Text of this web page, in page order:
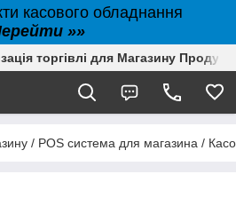
касового обладнання
»»
торгівлі для Магазину
/ POS система для магазина /